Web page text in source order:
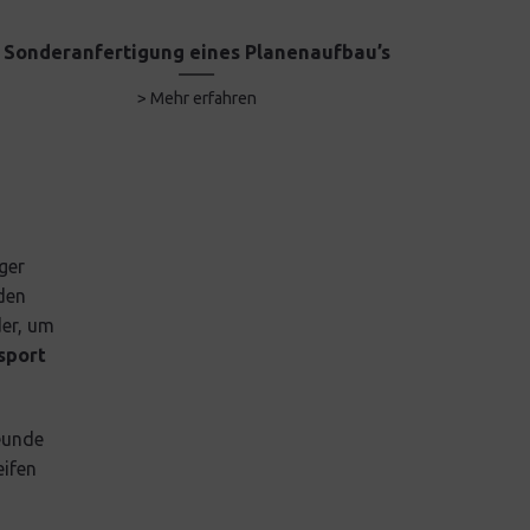
Sonderanfertigung eines Planenaufbau’s
> Mehr erfahren
um